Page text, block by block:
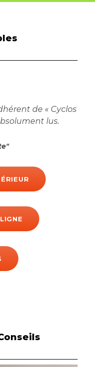
de « Cyclos
lus.